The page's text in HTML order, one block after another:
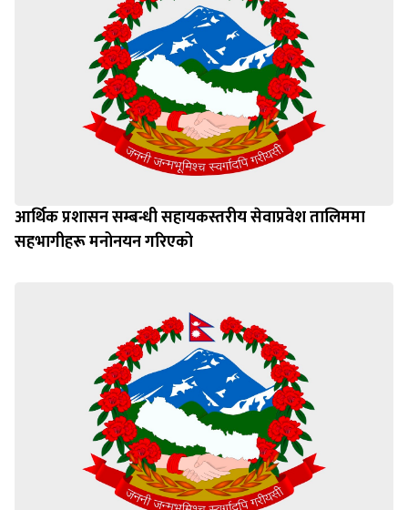
आर्थिक प्रशासन सम्बन्धी सहायकस्तरीय सेवाप्रवेश तालिममा
सहभागीहरू मनोनयन गरिएको